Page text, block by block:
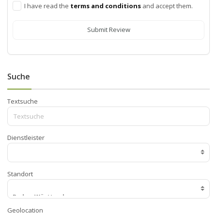
I have read the terms and conditions and accept them.
Submit Review
Suche
Textsuche
Dienstleister
Standort
Geolocation